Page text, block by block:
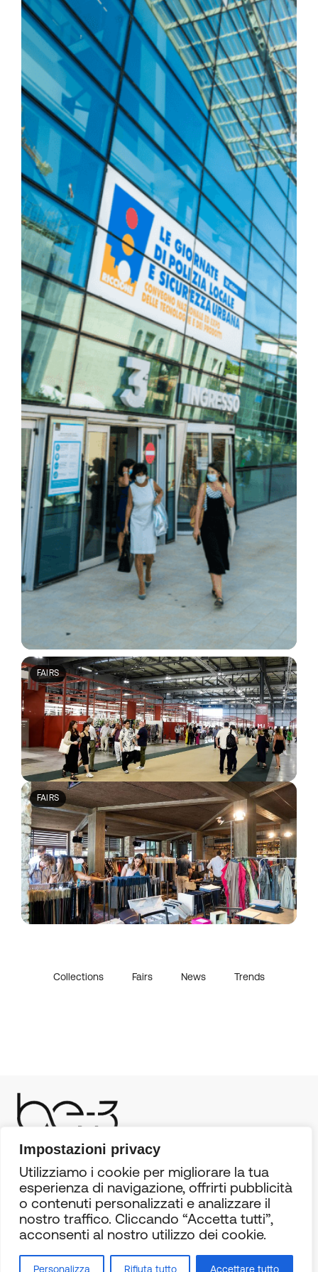
Impostazioni privacy
Utilizziamo i cookie per migliorare la tua
esperienza di navigazione, offrirti pubblicità
o contenuti personalizzati e analizzare il
nostro traffico. Cliccando “Accetta tutti”,
acconsenti al nostro utilizzo dei cookie.
Local Police and Urban Security Days:
An Important Meeting with Industry
Professionals
FAIRS
25 September 2025
Milano Unica 2025: Preview of
High-End Fabrics and
Accessories
FAIRS
24 September 2025
COLLECTIONS PREVIEW at
Casacon in Sirolo: FW26/27
Fabrics and Accessories on
Display
Collections Fairs News Trends
CONTACTS
Via A.Grandi, 14/B
60027 Osimo (AN) Italy
P +39 071 9691680
M +39 335 1061961
info@be-3.eu